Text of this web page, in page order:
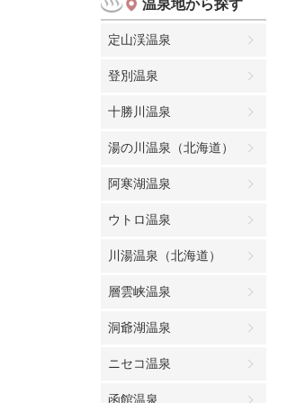
温泉地から探す
定山渓温泉
登別温泉
十勝川温泉
湯の川温泉（北海道）
阿寒湖温泉
ウトロ温泉
川湯温泉（北海道）
層雲峡温泉
洞爺湖温泉
ニセコ温泉
函館温泉